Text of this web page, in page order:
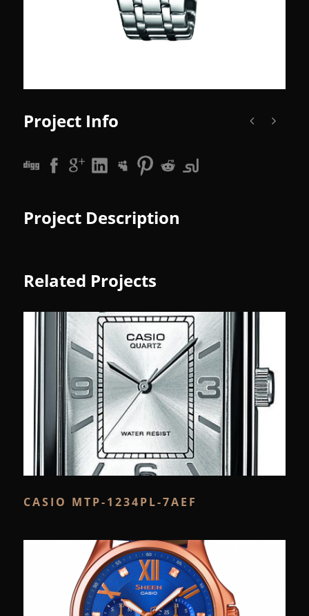
Project Info
Project Description
Related Projects
CASIO MTP-1234PL-7AEF